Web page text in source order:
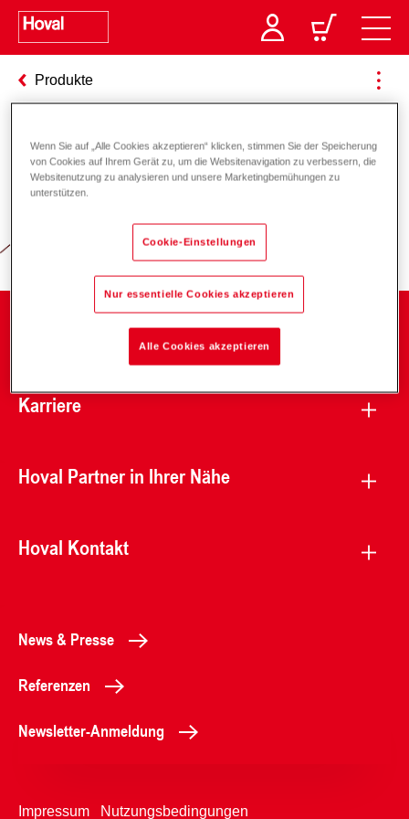
Produkte
Verantwortung für Energie und
Karriere
Hoval Partner in Ihrer Nähe
Hoval Kontakt
News & Presse
Referenzen
Newsletter-Anmeldung
Impressum Nutzungsbedingungen
Wenn Sie auf „Alle Cookies akzeptieren“ klicken, stimmen Sie der Speicherung
von Cookies auf Ihrem Gerät zu, um die Websitenavigation zu verbessern, die
Websitenutzung zu analysieren und unsere Marketingbemühungen zu
unterstützen.
Cookie-Einstellungen
Nur essentielle Cookies akzeptieren
Alle Cookies akzeptieren